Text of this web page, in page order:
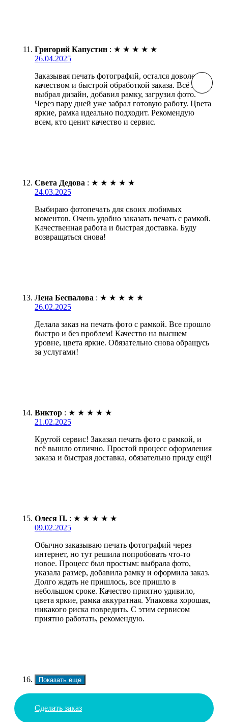
Григорий Капустин : ★ ★ ★ ★ ★
26.04.2025
Заказывая печать фотографий, остался доволен
качеством и быстрой обработкой заказа. Всё легко:
выбрал дизайн, добавил рамку, загрузил фото.
Через пару дней уже забрал готовую работу. Цвета
яркие, рамка идеально подходит. Рекомендую
всем, кто ценит качество и сервис.
Света Дедова : ★ ★ ★ ★ ★
24.03.2025
Выбираю фотопечать для своих любимых
моментов. Очень удобно заказать печать с рамкой.
Качественная работа и быстрая доставка. Буду
возвращаться снова!
Лена Беспалова : ★ ★ ★ ★ ★
26.02.2025
Делала заказ на печать фото с рамкой. Все прошло
быстро и без проблем! Качество на высшем
уровне, цвета яркие. Обязательно снова обращусь
за услугами!
Виктор : ★ ★ ★ ★ ★
21.02.2025
Крутой сервис! Заказал печать фото с рамкой, и
всё вышло отлично. Простой процесс оформления
заказа и быстрая доставка, обязательно приду ещё!
Олеся П. : ★ ★ ★ ★ ★
09.02.2025
Обычно заказываю печать фотографий через
интернет, но тут решила попробовать что-то
новое. Процесс был простым: выбрала фото,
указала размер, добавила рамку и оформила заказ.
Долго ждать не пришлось, все пришло в
небольшом сроке. Качество приятно удивило,
цвета яркие, рамка аккуратная. Упаковка хорошая,
никакого риска повредить. С этим сервисом
приятно работать, рекомендую.
Показать еще
Сделать заказ